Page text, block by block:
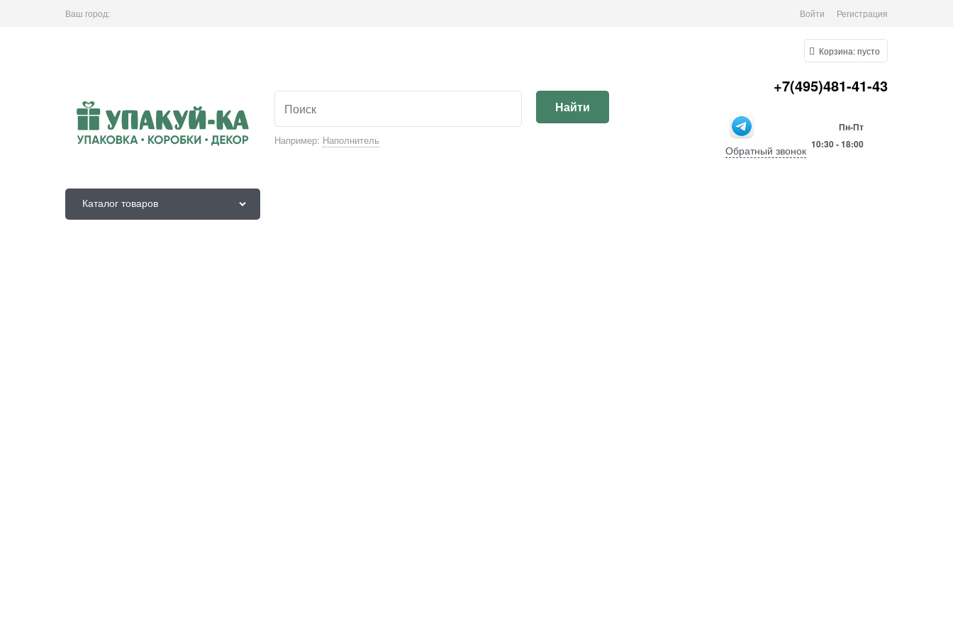
Ваш город: Войти Регистрация
Например: Наполнитель
Найти
Корзина:пусто
+7(495)481-41-43
Обратный звонок
Пн-Пт
10:30 -18:00
Каталог товаров